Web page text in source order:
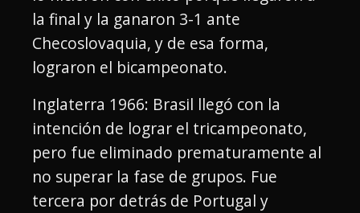
la final y la ganaron 3-1 ante
Checoslovaquia, y de esa forma,
lograron el bicampeonato.
Inglaterra 1966: Brasil llegó con la
intención de lograr el tricampeonato,
pero fue eliminado prematuramente al
no superar la fase de grupos. Fue
tercera por detrás de Portugal y